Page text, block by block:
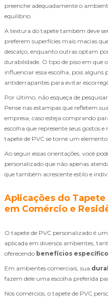
preenche adequadamente o
equilíbrio.
A textura do tapete também deve
preferem superfícies mais macias
descalço, enquanto outras optam
durabilidade. O tipo de piso em que
influenciar essa escolha, pois alguns
antiderrapantes para evitar
Por último, não esqueça de
Pense nas estampas que refletem
empresa, caso esteja comprando
escolha que represente seus gostos
tapete de PVC se torne um elemento
Ao seguir essas orientações, você
personalizado que não apenas
que também acrescente estilo e
Aplicações do Tapete
em Comércio e
O tapete de PVC personalizado é
aplicada em diversos ambientes,
oferecendo benefícios
Em ambientes comerciais, sua
fazem dele uma escolha preferida
Nos comércios, o tapete de PVC